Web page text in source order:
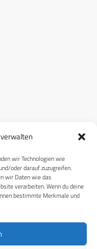
wir Technologien wie
oder darauf zuzugreifen.
wir Daten wie das
verarbeiten. Wenn du deine
bestimmte Merkmale und